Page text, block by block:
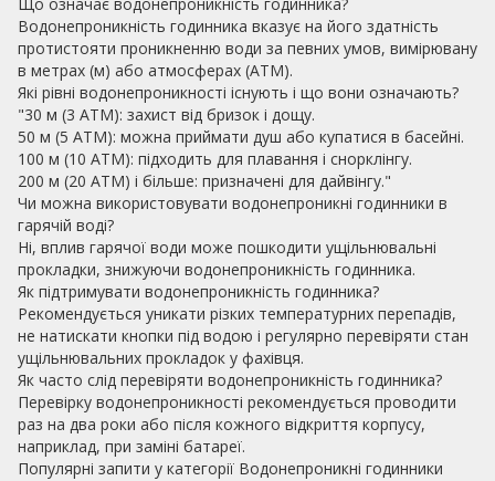
Водонепроникність годинника вказує на його здатність
протистояти проникненню води за певних умов, вимірювану
в метрах (м) або атмосферах (АТМ).
Які рівні водонепроникності існують і що вони означають?
"30 м (3 АТМ): захист від бризок і дощу.
50 м (5 АТМ): можна приймати душ або купатися в басейні.
100 м (10 АТМ): підходить для плавання і снорклінгу.
200 м (20 АТМ) і більше: призначені для дайвінгу."
Чи можна використовувати водонепроникні годинники в
гарячій воді?
Ні, вплив гарячої води може пошкодити ущільнювальні
прокладки, знижуючи водонепроникність годинника.
Як підтримувати водонепроникність годинника?
Рекомендується уникати різких температурних перепадів,
не натискати кнопки під водою і регулярно перевіряти стан
ущільнювальних прокладок у фахівця.
Як часто слід перевіряти водонепроникність годинника?
Перевірку водонепроникності рекомендується проводити
раз на два роки або після кожного відкриття корпусу,
наприклад, при заміні батареї.
Популярні запити у категорії Водонепроникні годинники